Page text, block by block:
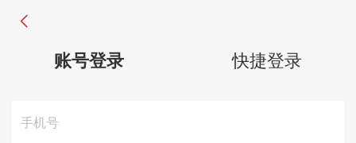
账号登录 快捷登录
手机号